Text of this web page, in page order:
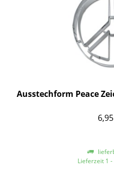
Ausstechform Peace
Lieferzeit 1